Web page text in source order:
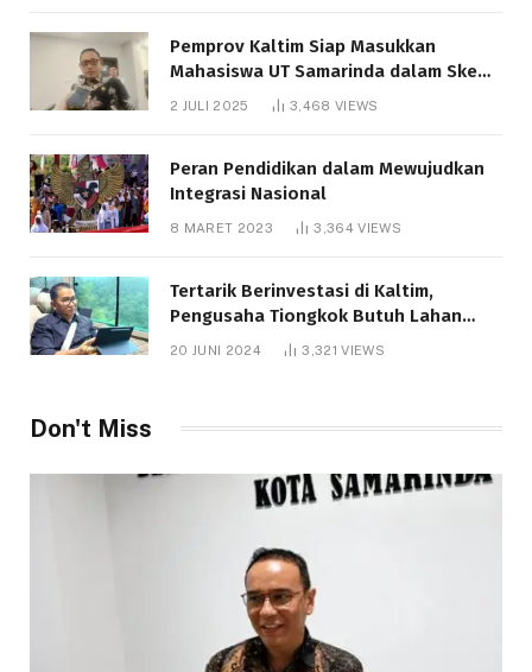
Pemprov Kaltim Siap Masukkan
Mahasiswa UT Samarinda dalam Skema
Bantuan Pendidikan Gratispol
2 JULI 2025 3,468 VIEWS
Peran Pendidikan dalam Mewujudkan
Integrasi Nasional
8 MARET 2023 3,364VIEWS
Tertarik Berinvestasi di Kaltim,
Pengusaha Tiongkok Butuh Lahan
1.000 Hektare
20 JUNI 2024 3,321VIEWS
Don't Miss